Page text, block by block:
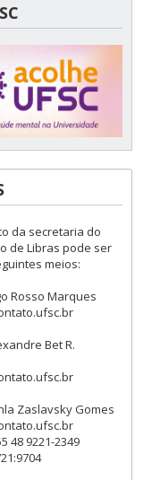
da secretaria do
de Libras pode ser
meios:
Rosso Marques
Bet R.
Zaslavsky Gomes
48 9221-2349